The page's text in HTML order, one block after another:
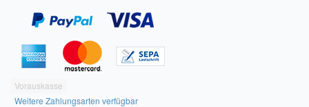
Vorauskasse
Weitere Zahlungsarten verfügbar